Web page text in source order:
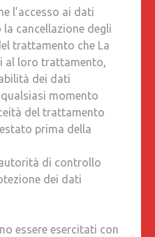
l’accesso ai dati
cancellazione degli
trattamento che La
al loro trattamento,
dei dati
momento
del trattamento
prima della
di controllo
dei dati
essere esercitati con